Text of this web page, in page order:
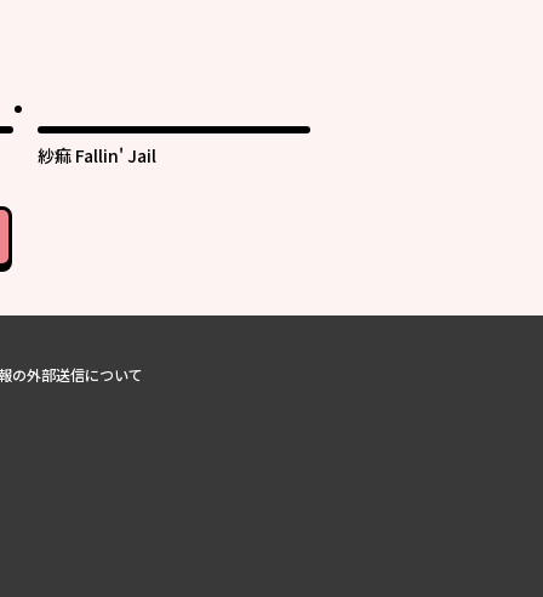
紗痲 Fallin' Jail
の外部送信について